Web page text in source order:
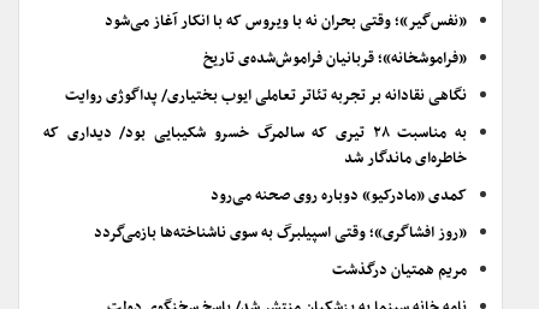
«نفس‌گیر»؛ وقتی بحران نه با ویروس که با انکار آغاز می‌شود
«فراموشخانه»؛ قربانیان فراموش‌شده‌ی تاریخ
نگاهی نقادانه بر تجربه تئاتر تعاملی ایوب بختیاری/ پداگوژی روایت
به مناسبت ۲۸ تیری که سالمرگ خسرو شکیبایی بود/ دیداری که
خاطره‌ای ماندگار شد
کمدی «مادرکیو» دوباره روی صحنه می‌رود
«روز افشاگری»؛ وقتی اسپیلبرگ به سوی ناشناخته‌ها بازمی‌گردد
مریم همتیان درگذشت